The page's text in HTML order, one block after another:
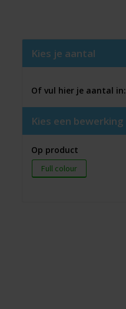
Kies je aantal
Of vul hier je aantal in:
Kies een bewerking
Op product
Full colour